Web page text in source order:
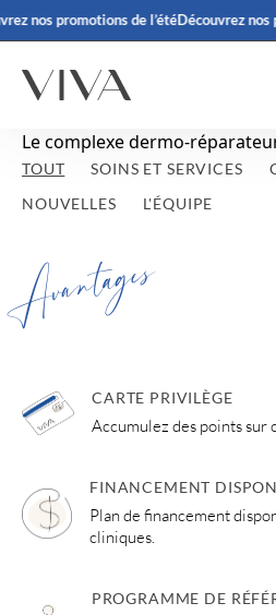
nos promotions de l’étéDécouvrez nos
Le complexe dermo-
TOUT SOINS ET SERVICES
NOUVELLES
L'ÉQUIPE
CARTE PRIVILÈGE
Accumulez des points sur
FINANCEMENT
Plan de financement
cliniques.
PROGRAMME DE